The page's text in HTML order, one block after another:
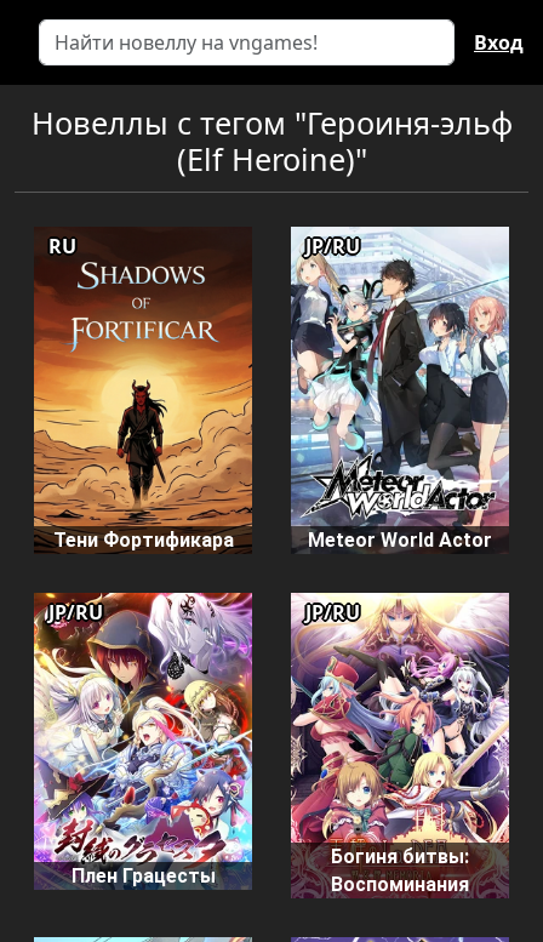
Вход
Новеллы с тегом "Героиня-эльф
(Elf Heroine)"
Тени Фортификара
RU
Meteor World Actor
JP/RU
Плен Грацесты
JP/RU
Богиня битвы:
Воспоминания
JP/RU